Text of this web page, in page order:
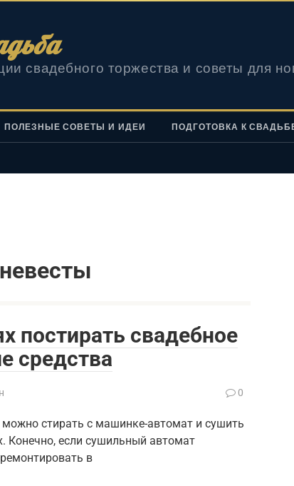
свадебного торжества и советы для
ПОЛЕЗНЫЕ СОВЕТЫ И ИДЕИ ПОДГОТОВКА К
постирать свадебное
средства
0
стирать с машинке-автомат и сушить
если сушильный автомат
в